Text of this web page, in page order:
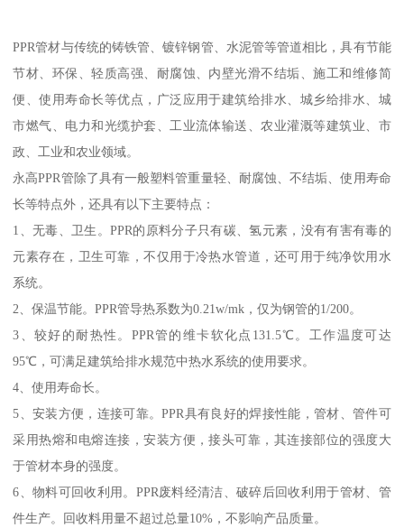
PPR管材与传统的铸铁管、镀锌钢管、水泥管等管道相比，具有节能
节材、环保、轻质高强、耐腐蚀、内壁光滑不结垢、施工和维修简
便、使用寿命长等优点，广泛应用于建筑给排水、城乡给排水、城
市燃气、电力和光缆护套、工业流体输送、农业灌溉等建筑业、市
政、工业和农业领域。
永高PPR管除了具有一般塑料管重量轻、耐腐蚀、不结垢、使用寿命
长等特点外，还具有以下主要特点：
1、无毒、卫生。PPR的原料分子只有碳、氢元素，没有有害有毒的
元素存在，卫生可靠，不仅用于冷热水管道，还可用于纯净饮用水
系统。
2、保温节能。PPR管导热系数为0.21w/mk，仅为钢管的1/200。
3、较好的耐热性。PPR管的维卡软化点131.5℃。工作温度可达
95℃，可满足建筑给排水规范中热水系统的使用要求。
4、使用寿命长。
5、安装方便，连接可靠。PPR具有良好的焊接性能，管材、管件可
采用热熔和电熔连接，安装方便，接头可靠，其连接部位的强度大
于管材本身的强度。
6、物料可回收利用。PPR废料经清洁、破碎后回收利用于管材、管
件生产。回收料用量不超过总量10%，不影响产品质量。